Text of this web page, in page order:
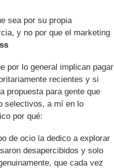
sea por su propia
y no por que el marketing
por lo general implican pagar
recientes y si
propuesta para gente que
selectivos, a mí en lo
por qué:
de ocio la dedico a explorar
desapercibidos y solo
que cada vez